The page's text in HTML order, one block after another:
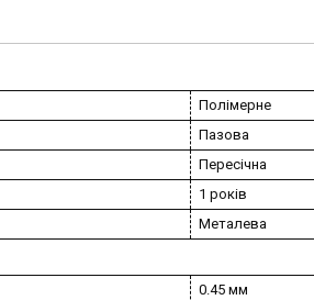
Полімерне
Пазова
Пересічна
1 років
Металева
0.45 мм